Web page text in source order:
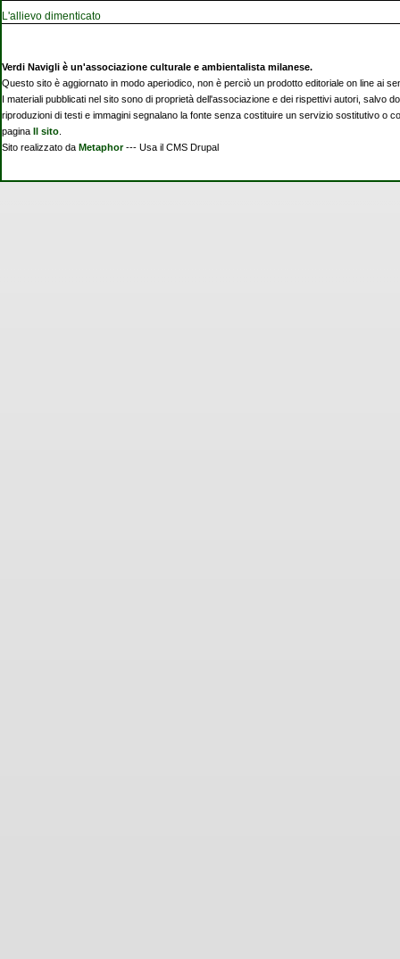
L'allievo dimenticato
Verdi Navigli è un'associazione culturale e ambientalista milanese.
Questo sito è aggiornato in modo aperiodico, non è perciò un prodotto editoriale on line ai
I materiali pubblicati nel sito sono di proprietà dell'associazione e dei rispettivi autori, salvo
riproduzioni di testi e immagini segnalano la fonte senza costituire un servizio sostitutivo o
pagina Il sito
Sito realizzato da Metaphor--- Usa il CMS Drupal